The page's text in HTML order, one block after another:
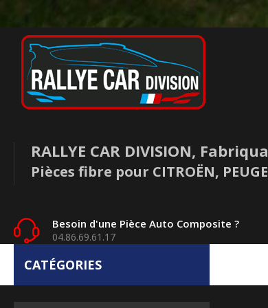
RALLYE CAR DIVISION,
Pièces fibre pour CITROËN,
Besoin d'une Pièce Auto Composite ?
04.86.69.61.17
CATÉGORIES